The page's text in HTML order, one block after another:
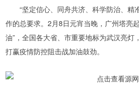
“坚定信心、同舟共济、科学防治、精
作的总要求。2月8日元宵当晚，广州塔亮
油”，全国各大省、市重要地标为武汉亮灯
打赢疫情防控阻击战加油鼓劲。